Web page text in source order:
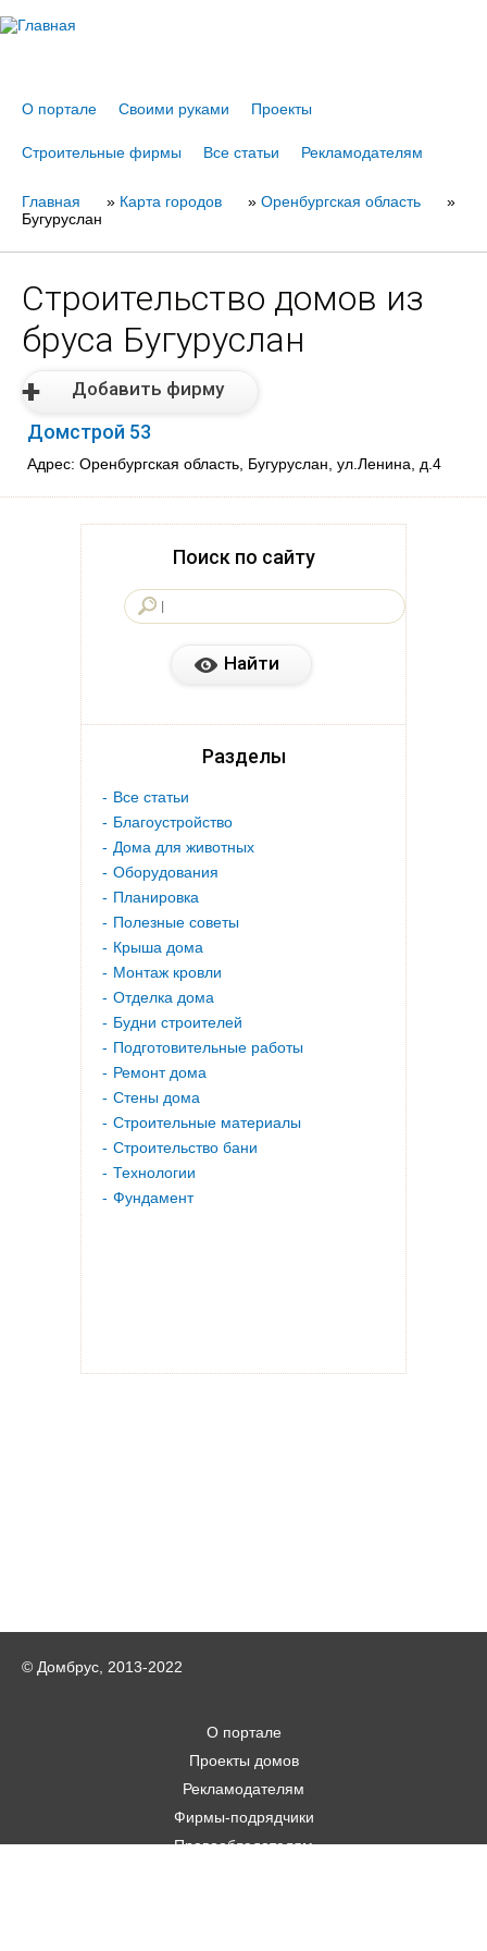
О портале Своими руками Проекты
Строительные фирмы Все статьи Рекламодателям
Вы
Главная » Карта городов » Оренбургская область
»
Бугуруслан
Строительство домов из
бруса Бугуруслан
Добавить фирму
Домстрой 53
Адрес: Оренбургская область, Бугуруслан, ул.Ленина, д.4
Поиск по сайту
Разделы
Все статьи
Благоустройство
Дома для животных
Оборудования
Планировка
Полезные советы
Крыша дома
Монтаж кровли
Отделка дома
Будни строителей
Подготовительные работы
Ремонт дома
Стены дома
Строительные материалы
Строительство бани
Технологии
Фундамент
© Домбрус, 2013-2022
О портале
Проекты домов
Рекламодателям
Фирмы-подрядчики
Правообладателям